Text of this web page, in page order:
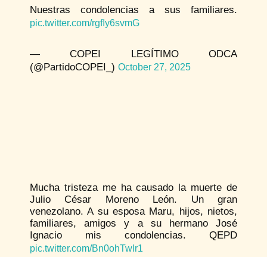
Nuestras condolencias a sus familiares.
pic.twitter.com/rgfIy6svmG
— COPEI LEGÍTIMO ODCA
(@PartidoCOPEI_) October 27, 2025
Mucha tristeza me ha causado la muerte de
Julio César Moreno León. Un gran
venezolano. A su esposa Maru, hijos, nietos,
familiares, amigos y a su hermano José
Ignacio mis condolencias. QEPD
pic.twitter.com/Bn0ohTwlr1